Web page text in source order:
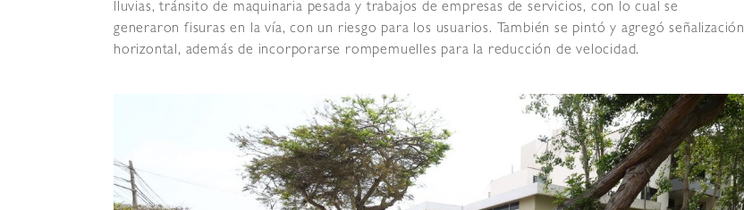
lluvias, tránsito de maquinaria pesada y trabajos de empresas de servicios, con lo cual se
generaron fisuras en la vía, con un riesgo para los usuarios. También se pintó y agregó señalización
horizontal, además de incorporarse rompemuelles para la reducción de velocidad.